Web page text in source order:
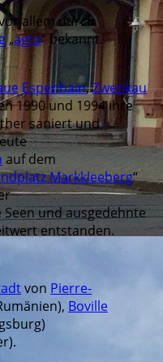
allem durch
„agra“ bekannt.
Espenhain,Zwenkau
1990 und 1994 ihre
saniert und
auf dem
Markkleeberg“
und ausgedehnte
entstanden.
von Pierre-
Boville